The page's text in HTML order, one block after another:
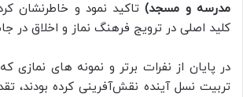
مدرسه و مسجد)تاکید نمود و خاطرنشان
کلید اصلی در ترویج فرهنگ نماز و اخلاق در
در پایان از نفرات برتر و نمونه های نمازی
تربیت نسل آینده نقش‌آفرینی کرده بودند،